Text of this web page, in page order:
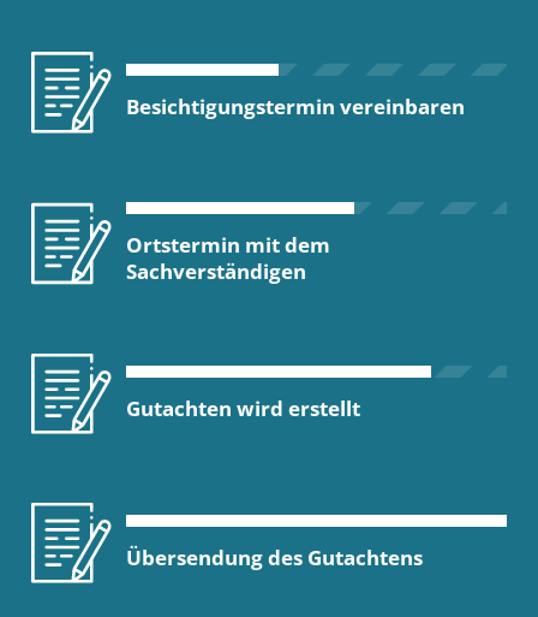
Besichtigungstermin vereinbaren
Ortstermin mit dem
Sachverständigen
Gutachten wird erstellt
Übersendung des Gutachtens